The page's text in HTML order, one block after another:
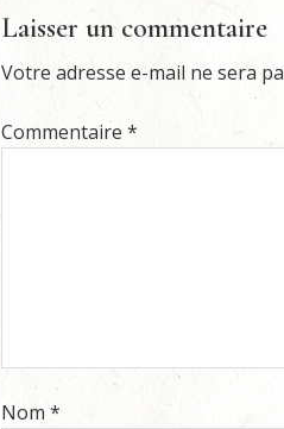
Laisser un commentaire
Votre adresse e-mail ne sera
Commentaire *
Nom*